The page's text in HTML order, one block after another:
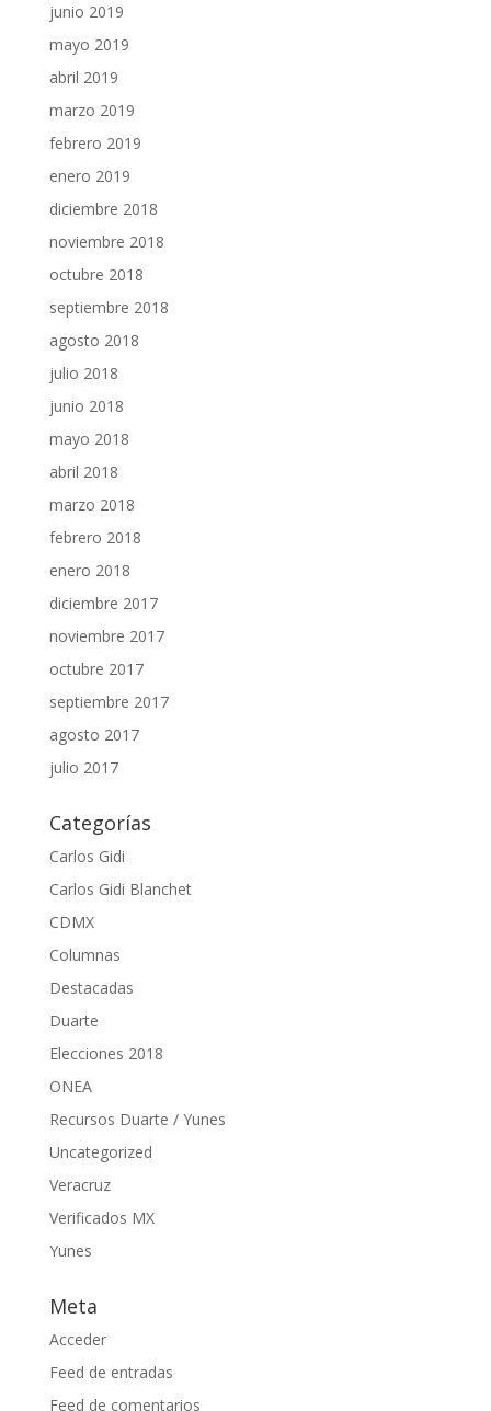
junio 2019
mayo 2019
abril 2019
marzo 2019
febrero 2019
enero 2019
diciembre 2018
noviembre 2018
octubre 2018
septiembre 2018
agosto 2018
julio 2018
junio 2018
mayo 2018
abril 2018
marzo 2018
febrero 2018
enero 2018
diciembre 2017
noviembre 2017
octubre 2017
septiembre 2017
agosto 2017
julio 2017
Categorías
Carlos Gidi
Carlos Gidi Blanchet
CDMX
Columnas
Destacadas
Duarte
Elecciones 2018
ONEA
Recursos Duarte / Yunes
Uncategorized
Veracruz
Verificados MX
Yunes
Meta
Acceder
Feed de entradas
Feed de comentarios